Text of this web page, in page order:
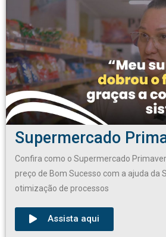
Supermercado
Confira como o Supermercado
preço de Bom Sucesso com a ajuda da
otimização de processos
Assista aqui